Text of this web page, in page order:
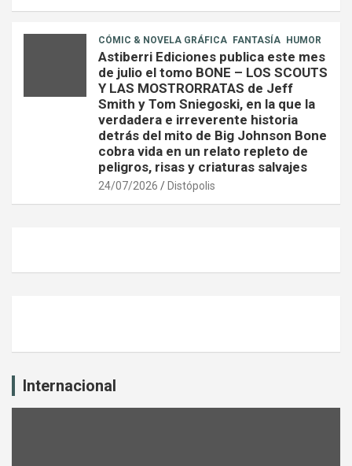
CÓMIC & NOVELA GRÁFICA FANTASÍA HUMOR
Astiberri Ediciones publica este mes
de julio el tomo BONE – LOS SCOUTS
Y LAS MOSTRORRATAS de Jeff
Smith y Tom Sniegoski, en la que la
verdadera e irreverente historia
detrás del mito de Big Johnson Bone
cobra vida en un relato repleto de
peligros, risas y criaturas salvajes
24/07/2026 Distópolis
Internacional